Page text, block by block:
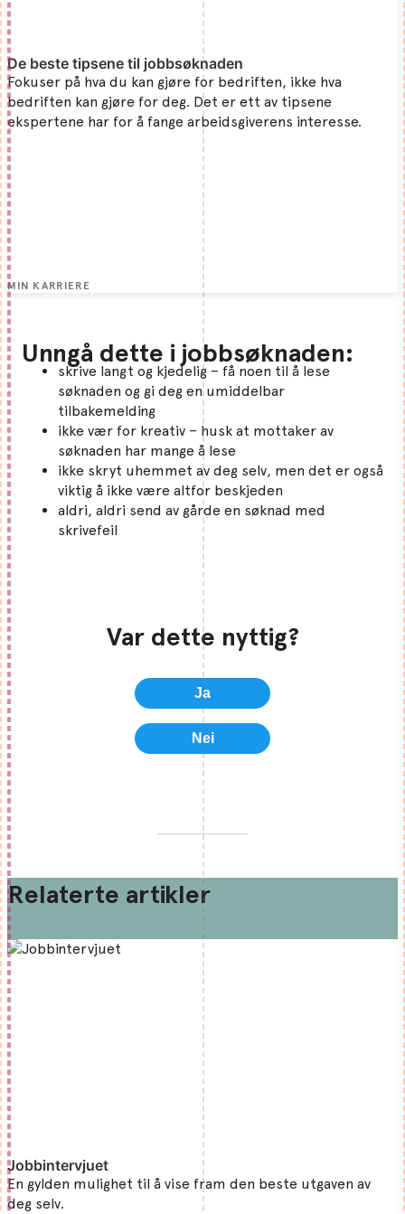
De beste tipsene til jobbsøknaden
Fokuser på hva du kan gjøre for bedriften, ikke hva
bedriften kan gjøre for deg. Det er ett av tipsene
ekspertene har for å fange arbeidsgiverens interesse.
MIN KARRIERE
Unngå dette i jobbsøknaden:
skrive langt og kjedelig – få noen til å lese
søknaden og gi deg en umiddelbar
tilbakemelding
ikke vær for kreativ – husk at mottaker av
søknaden har mange å lese
ikke skryt uhemmet av deg selv, men det er også
viktig å ikke være altfor beskjeden
aldri, aldri send av gårde en søknad med
skrivefeil
Var dette nyttig?
Ja
Nei
Relaterte artikler
Jobbintervjuet
En gylden mulighet til å vise fram den beste utgaven av
deg selv.